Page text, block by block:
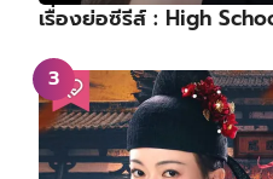
เรื่องย่อซีรีส์ : High